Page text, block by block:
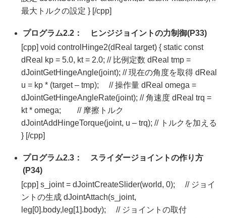
最大トルクの設定 } [/cpp]
プログラム2.2： ヒンジジョイントの力制御(P33)
[cpp] void controlHinge2(dReal target) { static const
dReal kp = 5.0, kt = 2.0; // 比例定数 dReal tmp =
dJointGetHingeAngle(joint); // 現在の角度を取得 dReal
u = kp * (target – tmp); // 操作量 dReal omega =
dJointGetHingeAngleRate(joint); // 角速度 dReal trq =
kt * omega; // 摩擦トルク
dJointAddHingeTorque(joint, u – trq); // トルクを加える
} [/cpp]
プログラム2.3： スライダージョイントの作り方
(P34)
[cpp] s_joint = dJointCreateSlider(world, 0); // ジョイ
ントの生成 dJointAttach(s_joint,
leg[0].body,leg[1].body); // ジョイントの取付